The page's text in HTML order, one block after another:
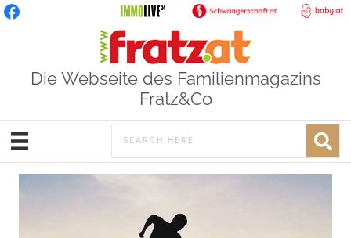
Die Webseite des Familienmagazins
Fratz&Co